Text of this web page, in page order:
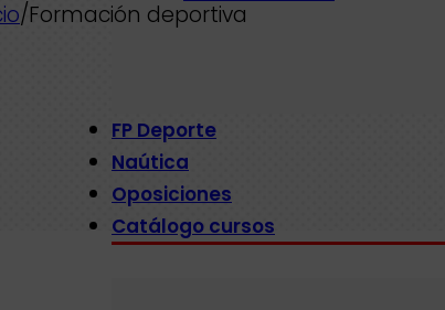
FP Deporte
Naútica
Oposiciones
Catálogo cursos
/Formación deportiva